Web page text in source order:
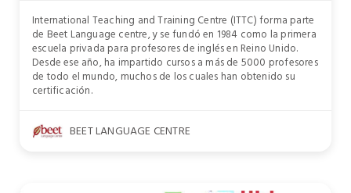
International Teaching and Training Centre (ITTC) forma parte
de Beet Language centre, y se fundó en 1984 como la primera
escuela privada para profesores de inglés en Reino Unido.
Desde ese año, ha impartido cursos a más de 5000 profesores
de todo el mundo, muchos de los cuales han obtenido su
certificación.
BEET LANGUAGE CENTRE